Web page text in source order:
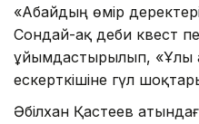
«Абайдың өмір
Сондай-ақ әдеби квест
ұйымдастырылып, «Ұлы
ескерткішіне гүл
Әбілхан Қастеев